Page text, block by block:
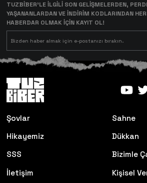
TUZBİBER’LE İLGİLİ SON GELİŞMELERDEN,
YAŞANANLARDAN VE İNDİRİM KODLARINDAN
HABERDAR OLMAK İÇİN KAYIT OL!
Şovlar
Sahne
Hikayemiz
Dükkan
SSS
Bizimle
İletişim
Kişisel